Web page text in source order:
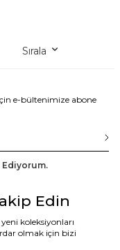
Sırala
e-bültenimize abone
Ediyorum.
Edin
koleksiyonları
olmak için bizi